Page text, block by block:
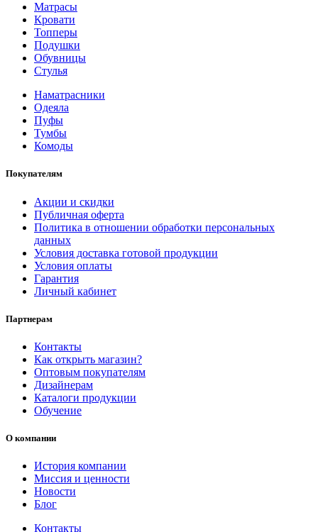
Матрасы
Кровати
Топперы
Подушки
Обувницы
Стулья
Наматрасники
Одеяла
Пуфы
Тумбы
Комоды
Покупателям
Акции и скидки
Публичная оферта
Политика в отношении обработки персональных
данных
Условия доставка готовой продукции
Условия оплаты
Гарантия
Личный кабинет
Партнерам
Контакты
Как открыть магазин?
Оптовым покупателям
Дизайнерам
Каталоги продукции
Обучение
О компании
История компании
Миссия и ценности
Новости
Блог
Контакты